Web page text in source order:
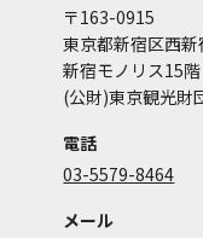
〒163-0915
東京都新宿区西
新宿モノリス15階
(公財)東京観光財
電話
03-5579-8464
メール